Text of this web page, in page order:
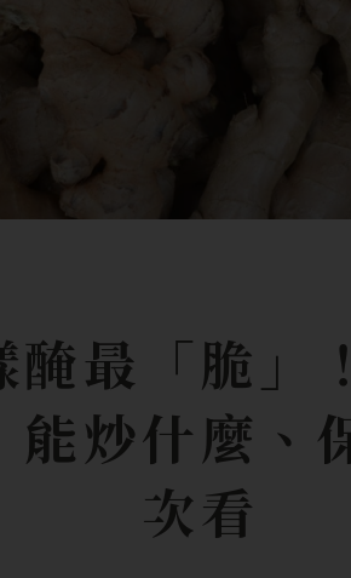
醃最「脆」
能炒什麼、
次看